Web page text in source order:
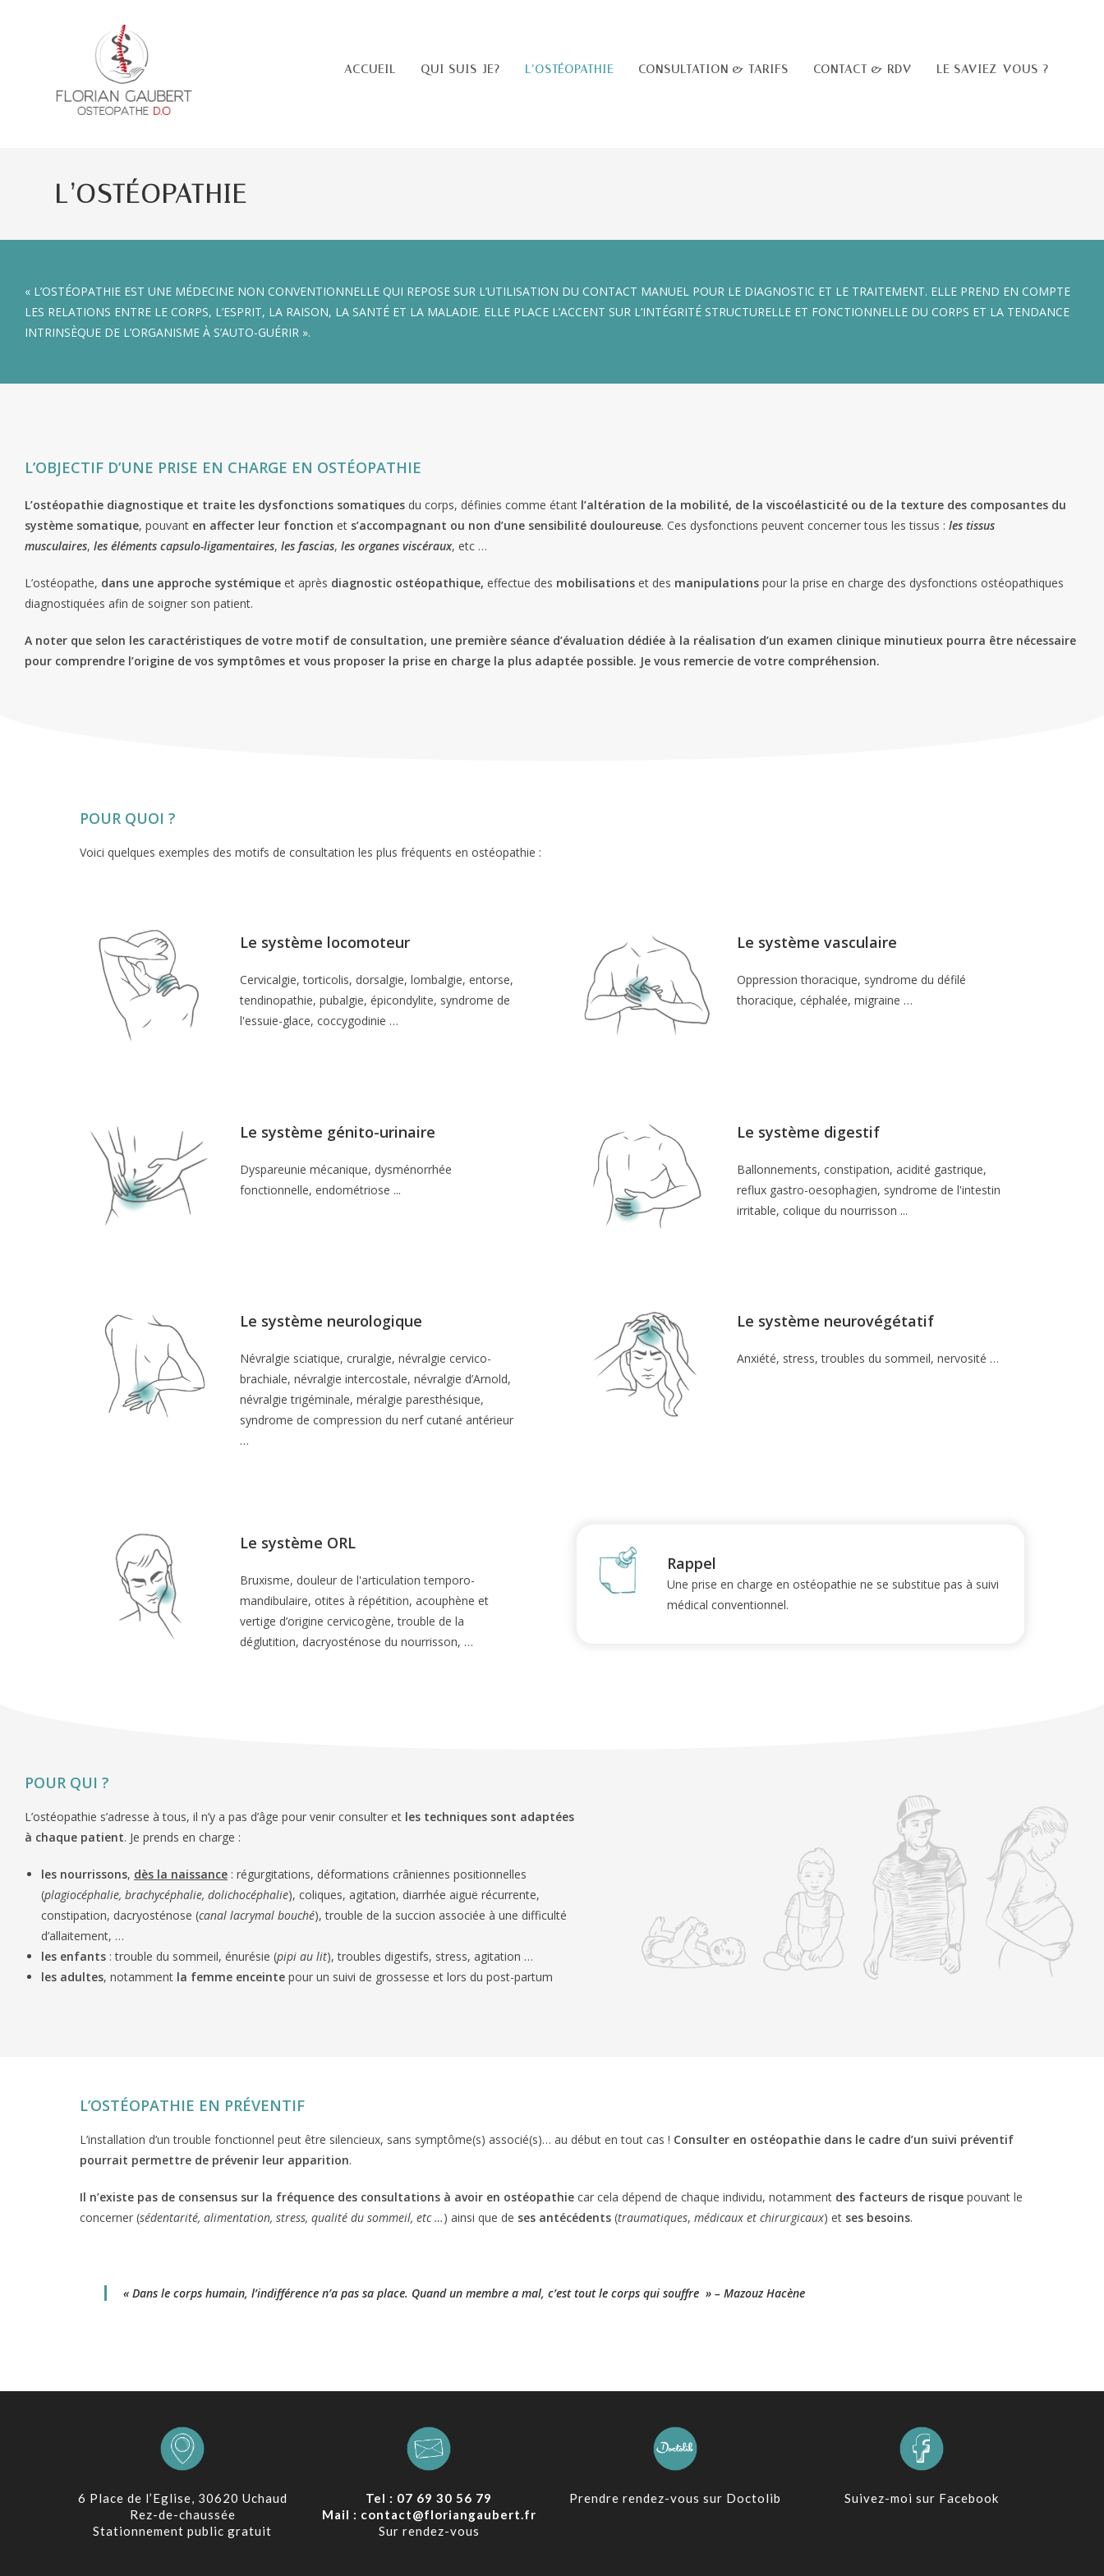
ACCUEIL QUI SUIS-JE? L’OSTÉOPATHIE CONSULTATION & TARIFS CONTACT & RDV LE SAVIEZ-VOUS ?
L’OSTÉOPATHIE
« L’OSTÉOPATHIE EST UNE MÉDECINE NON CONVENTIONNELLE QUI REPOSE SUR L’UTILISATION DU CONTACT MANUEL POUR LE DIAGNOSTIC ET LE TRAITEMENT. ELLE PREND EN COMPTE
LES RELATIONS ENTRE LE CORPS, L’ESPRIT, LA RAISON, LA SANTÉ ET LA MALADIE. ELLE PLACE L’ACCENT SUR L’INTÉGRITÉ STRUCTURELLE ET FONCTIONNELLE DU CORPS ET LA TENDANCE
INTRINSÈQUE DE L’ORGANISME À S’AUTO-GUÉRIR ».
L’OBJECTIF D’UNE PRISE EN CHARGE EN OSTÉOPATHIE
L’ostéopathie diagnostique et traite les dysfonctions somatiques du corps, définies comme étant l’altération de la mobilité, de la viscoélasticité ou de la texture des composantes du
système somatique, pouvant en affecter leur fonction et s’accompagnant ou non d’une sensibilité douloureuse. Ces dysfonctions peuvent concerner tous les tissus : les tissus
musculaires, les éléments capsulo-ligamentaires, les fascias, les organes viscéraux, etc …
L’ostéopathe, dans une approche systémique et après diagnostic ostéopathique, effectue des mobilisations et des manipulations pour la prise en charge des dysfonctions ostéopathiques
diagnostiquées afin de soigner son patient.
A noter que selon les caractéristiques de votre motif de consultation, une première séance d’évaluation dédiée à la réalisation d’un examen clinique minutieux pourra être nécessaire
pour comprendre l’origine de vos symptômes et vous proposer la prise en charge la plus adaptée possible. Je vous remercie de votre compréhension.
POUR QUOI ?
Voici quelques exemples des motifs de consultation les plus fréquents en ostéopathie :
Le système locomoteur
Cervicalgie, torticolis, dorsalgie, lombalgie, entorse,
tendinopathie, pubalgie, épicondylite, syndrome de
l'essuie-glace, coccygodinie …
Le système vasculaire
Oppression thoracique, syndrome du défilé
thoracique, céphalée, migraine …
Le système génito-urinaire
Dyspareunie mécanique, dysménorrhée
fonctionnelle, endométriose ...
Le système digestif
Ballonnements, constipation, acidité gastrique,
reflux gastro-oesophagien, syndrome de l'intestin
irritable, colique du nourrisson ...
Le système neurologique
Névralgie sciatique, cruralgie, névralgie cervico-
brachiale, névralgie intercostale, névralgie d’Arnold,
névralgie trigéminale, méralgie paresthésique,
syndrome de compression du nerf cutané antérieur
…
Le système neurovégétatif
Anxiété, stress, troubles du sommeil, nervosité …
Le système ORL
Bruxisme, douleur de l'articulation temporo-
mandibulaire, otites à répétition, acouphène et
vertige d’origine cervicogène, trouble de la
déglutition, dacryosténose du nourrisson, …
Rappel
Une prise en charge en ostéopathie ne se substitue pas à suivi
médical conventionnel.
POUR QUI ?
L’ostéopathie s’adresse à tous, il n’y a pas d’âge pour venir consulter et les techniques sont adaptées
à chaque patient. Je prends en charge :
les nourrissons, dès la naissance : régurgitations, déformations crâniennes positionnelles
(plagiocéphalie, brachycéphalie, dolichocéphalie), coliques, agitation, diarrhée aiguë récurrente,
constipation, dacryosténose (canal lacrymal bouché), trouble de la succion associée à une difficulté
d’allaitement, …
les enfants : trouble du sommeil, énurésie (pipi au lit), troubles digestifs, stress, agitation …
les adultes, notamment la femme enceinte pour un suivi de grossesse et lors du post-partum
L’OSTÉOPATHIE EN PRÉVENTIF
L’installation d’un trouble fonctionnel peut être silencieux, sans symptôme(s) associé(s)… au début en tout cas ! Consulter en ostéopathie dans le cadre d’un suivi préventif
pourrait permettre de prévenir leur apparition.
Il n’existe pas de consensus sur la fréquence des consultations à avoir en ostéopathie car cela dépend de chaque individu, notamment des facteurs de risque pouvant le
concerner (sédentarité, alimentation, stress, qualité du sommeil, etc …) ainsi que de ses antécédents(traumatiques,médicaux et chirurgicaux) et ses besoins.
« Dans le corps humain, l’indifférence n’a pas sa place. Quand un membre a mal, c’est tout le corps qui souffre » – Mazouz Hacène
6 Place de l’Eglise, 30620 Uchaud
Rez-de-chaussée
Stationnement public gratuit
Tel : 07 69 30 56 79
Mail : contact@floriangaubert.fr
Sur rendez-vous
Prendre rendez-vous sur Doctolib Suivez-moi sur Facebook